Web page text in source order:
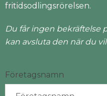
fritidsodlingsrörelsen.
Du får ingen bekräftelse
kan avsluta den när du
Företagsnamn